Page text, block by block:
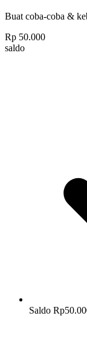
Buat coba-coba &
Rp 50.000
saldo
Saldo